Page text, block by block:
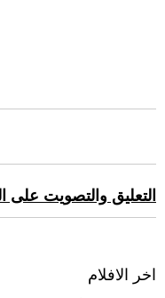
التعليق والتصويت
اخر الافلام